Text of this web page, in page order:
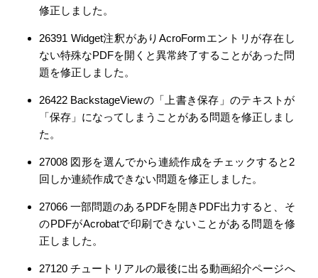
修正しました。
26391 Widget注釈がありAcroFormエントリが存在し
ない特殊なPDFを開くと異常終了することがあった問
題を修正しました。
26422 BackstageViewの「上書き保存」のテキストが
「保存」になってしまうことがある問題を修正しまし
た。
27008 図形を選んでから連続作成をチェックすると2
回しか連続作成できない問題を修正しました。
27066 一部問題のあるPDFを開きPDF出力すると、そ
のPDFがAcrobatで印刷できないことがある問題を修
正しました。
27120 チュートリアルの最後に出る動画紹介ページへ